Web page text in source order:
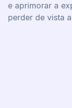
e aprimorar a
perder de vista